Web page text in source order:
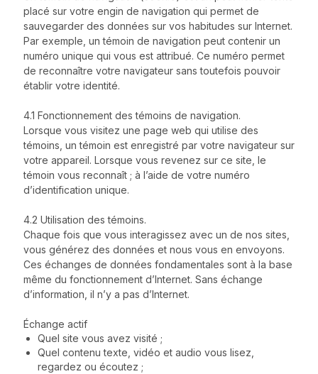
placé sur votre engin de navigation qui permet de
sauvegarder des données sur vos habitudes sur Internet.
Par exemple, un témoin de navigation peut contenir un
numéro unique qui vous est attribué. Ce numéro permet
de reconnaître votre navigateur sans toutefois pouvoir
établir votre identité.
4.1 Fonctionnement des témoins de navigation.
Lorsque vous visitez une page web qui utilise des
témoins, un témoin est enregistré par votre navigateur sur
votre appareil. Lorsque vous revenez sur ce site, le
témoin vous reconnaît ; à l’aide de votre numéro
d’identification unique.
4.2 Utilisation des témoins.
Chaque fois que vous interagissez avec un de nos sites,
vous générez des données et nous vous en envoyons.
Ces échanges de données fondamentales sont à la base
même du fonctionnement d’Internet. Sans échange
d’information, il n’y a pas d’Internet.
Échange actif
Quel site vous avez visité ;
Quel contenu texte, vidéo et audio vous lisez,
regardez ou écoutez ;